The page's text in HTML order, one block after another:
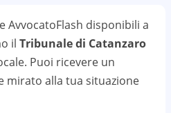
AvvocatoFlash disponibili a
il Tribunale di Catanzaro
Puoi ricevere un
mirato alla tua situazione